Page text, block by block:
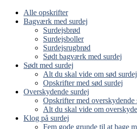
Alle opskrifter
Bagværk med surdej
Surdejsbrød
Surdejsboller
Surdejsrugbrød
Sødt bagværk med surdej
Sødt med surdej
Alt du skal vide om sød surdej
Opskrifter med sød surdej
Overskydende surdej
Opskrifter med overskydende
Alt du skal vide om
Klog på surdej
Fem gode grunde til at bage